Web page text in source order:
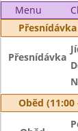
Menu
Přesnídávka
Oběd (11:00